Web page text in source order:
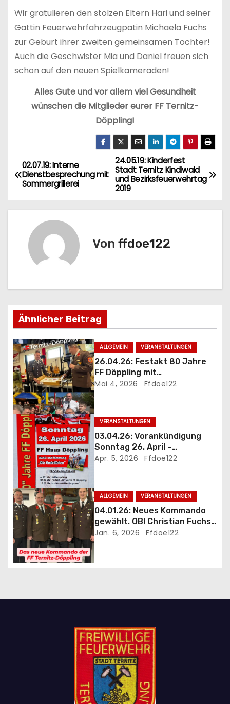
Wir gratulieren den stolzen Eltern Hari und seiner
Gattin Feuerwehrfahrzeugpatin Michaela Fuchs
zur Geburt ihrer zweiten gemeinsamen Tochter!
Auch die Geschwister Mia und Daniel freuen sich
schon auf den neuen Spielkameraden!
Alles Gute und vor allem viel Gesundheit
wünschen die Mitglieder eurer FF Ternitz-
Döppling!
B
e
i
g
s
n
a
v
i
g
a
t
i
o
n
24.05.19: Kinderfest
Stadt Ternitz Kindlwald
und Bezirksfeuerwehrtag
2019
02.07.19: Interne
Dienstbesprechung mit
Sommergrillerei
Von ffdoe122
Ähnlicher Beitrag
ALLGEMEIN VERANSTALTUNGEN
26.04.26: Festakt 80 Jahre
FF Döppling mit
Jubiläumsfrühschoppen
Mai 4, 2026 Ffdoe122
VERANSTALTUNGEN
03.04.26: Vorankündigung
Sonntag 26. April –
Jubiläumsfrühschoppen 80
Apr. 5, 2026 Ffdoe122
ALLGEMEIN VERANSTALTUNGEN
04.01.26: Neues Kommando
gewählt. OBI Christian Fuchs
als Kommandant bestätigt
Jan. 6, 2026 Ffdoe122